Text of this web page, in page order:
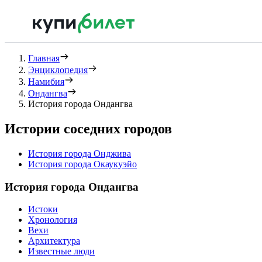
Главная
Энциклопедия
Намибия
Ондангва
История города Ондангва
Истории соседних городов
История города Онджива
История города Окаукуэйо
История города Ондангва
Истоки
Хронология
Вехи
Архитектура
Известные люди